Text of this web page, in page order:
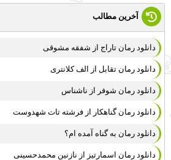
آخرین مطالب
دانلود رمان تاراج از شفقه مشوقی
دانلود رمان تقابل از الف کلانتری
دانلود رمان شوفر از ناشناس
دانلود رمان گناهکار از فرشته تات شهدوست
دانلود رمان به گناه آمده ام؟
دانلود رمان اسمارتیز از نازنین محمدحسینی